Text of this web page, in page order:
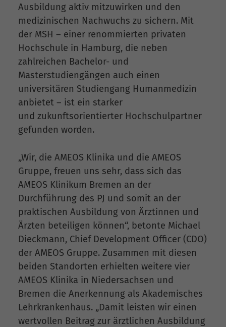
Ausbildung aktiv mitzuwirken und den
medizinischen Nachwuchs zu sichern. Mit
der MSH – einer renommierten privaten
Hochschule in Hamburg, die neben
zahlreichen Bachelor- und
Masterstudiengängen auch einen
universitären Studiengang Humanmedizin
anbietet – ist ein starker
und zukunftsorientierter Hochschulpartner
gefunden worden.
„Wir, die AMEOS Klinika und die AMEOS
Gruppe, freuen uns sehr, dass sich das
AMEOS Klinikum Bremen an der
Durchführung des PJ und somit an der
praktischen Ausbildung von Ärztinnen und
Ärzten beteiligen können“, betonte Michael
Dieckmann, Chief Development Officer (CDO)
der AMEOS Gruppe. Zusammen mit diesen
beiden Standorten erhielten weitere vier
AMEOS Klinika in Niedersachsen und
Bremen die Anerkennung als Akademisches
Lehrkrankenhaus. „Damit leisten wir einen
wertvollen Beitrag zur ärztlichen Ausbildung